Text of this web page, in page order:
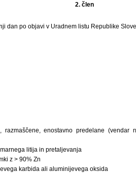
2. člen
dan po objavi v Uradnem listu Republike
razmaščene, enostavno predelane
litija in pretaljevanja
z > 90% Zn
karbida ali aluminijevega oksida